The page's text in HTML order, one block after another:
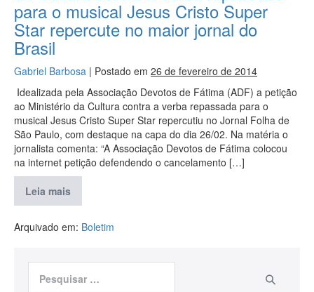
para o musical Jesus Cristo Super
Star repercute no maior jornal do
Brasil
Gabriel Barbosa | Postado em 26 de fevereiro de 2014
Idealizada pela Associação Devotos de Fátima (ADF) a petição
ao Ministério da Cultura contra a verba repassada para o
musical Jesus Cristo Super Star repercutiu no Jornal Folha de
São Paulo, com destaque na capa do dia 26/02. Na matéria o
jornalista comenta: “A Associação Devotos de Fátima colocou
na internet petição defendendo o cancelamento […]
Leia mais
Arquivado em: Boletim